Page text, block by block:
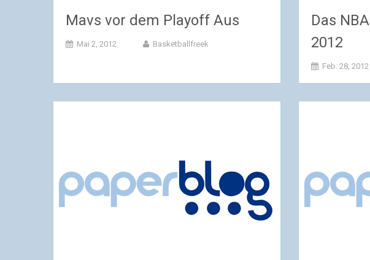
Mavs vor dem Playoff Aus
Mai 2, 2012 Basketballfreek
Das
2012
Feb. 28, 2012